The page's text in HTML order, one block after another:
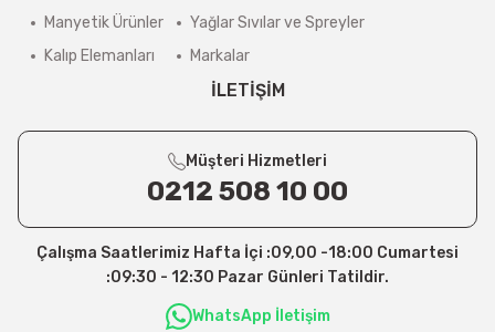
Manyetik Ürünler
Kalıp Elemanları
Yağlar Sıvılar ve Spreyler
Markalar
İLETİŞİM
Müşteri Hizmetleri
0212 508 10 00
Çalışma Saatlerimiz Hafta İçi :09,00 -18:00 Cumartesi
:09:30 - 12:30 Pazar Günleri Tatildir.
WhatsApp İletişim